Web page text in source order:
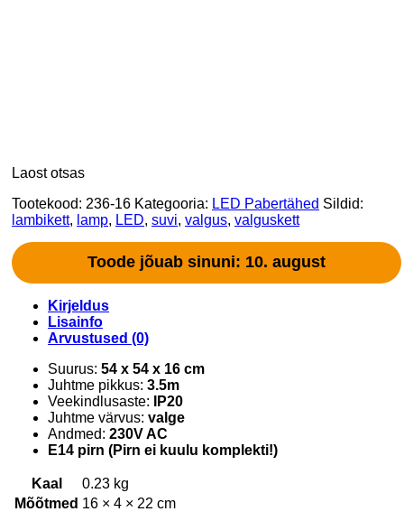
Laost otsas
Tootekood: 236-16 Kategooria: LED Pabertähed Sildid:
lambikett, lamp, LED, suvi, valgus, valguskett
Toode jõuab sinuni: 10. august
Kirjeldus
Lisainfo
Arvustused (0)
Suurus: 54 x 54 x 16 cm
Juhtme pikkus: 3.5m
Veekindlusaste: IP20
Juhtme värvus: valge
Andmed: 230V AC
E14 pirn (Pirn ei kuulu komplekti!)
Kaal
0.23 kg
Mõõtmed 16 × 4 × 22 cm